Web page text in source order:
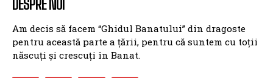
DESPRE NOI
Am decis să facem “Ghidul Banatului” din dragoste
pentru această parte a țării, pentru că suntem cu toții
născuți și crescuți în Banat.